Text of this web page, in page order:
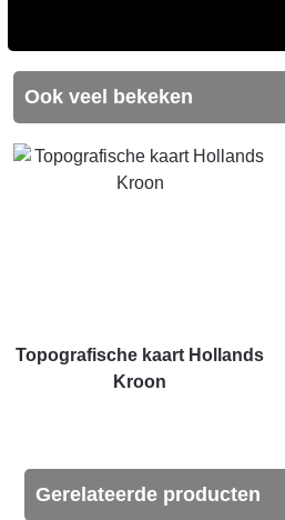
Ook veel bekeken
Topografische kaart Hollands
Kroon
Gerelateerde producten